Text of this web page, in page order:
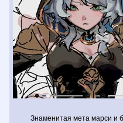
Знаменитая мета марси и